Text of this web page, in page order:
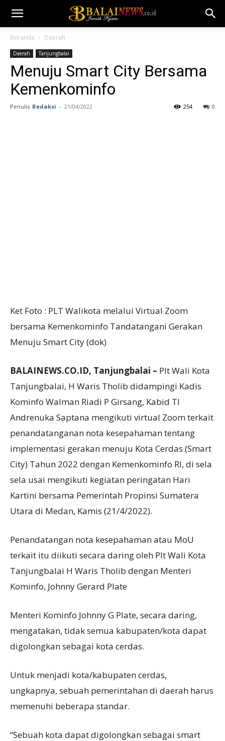
Beranda Daerah
Daerah Tanjungbalai
Menuju Smart City Bersama
Kemenkominfo
Penulis Redaksi - 21/04/2022 0
254
Ket Foto : PLT Walikota melalui Virtual Zoom
bersama Kemenkominfo Tandatangani Gerakan
Menuju Smart City (dok)
BALAINEWS.CO.ID, Tanjungbalai – Plt Wali Kota
Tanjungbalai, H Waris Tholib didampingi Kadis
Kominfo Walman Riadi P Girsang, Kabid TI
Andrenuka Saptana mengikuti virtual Zoom terkait
penandatanganan nota kesepahaman tentang
implementasi gerakan menuju Kota Cerdas (Smart
City) Tahun 2022 dengan Kemenkominfo RI, di sela
sela usai mengikuti kegiatan peringatan Hari
Kartini bersama Pemerintah Propinsi Sumatera
Utara di Medan, Kamis (21/4/2022).
Penandatangan nota kesepahaman atau MoU
terkait itu diikuti secara daring oleh Plt Wali Kota
Tanjungbalai H Waris Tholib dengan Menteri
Kominfo, Johnny Gerard Plate
Menteri Kominfo Johnny G Plate, secara daring,
mengatakan, tidak semua kabupaten/kota dapat
digolongkan sebagai kota cerdas.
Untuk menjadi kota/kabupaten cerdas,
ungkapnya, sebuah pemerintahan di daerah harus
memenuhi beberapa standar.
“Sebuah kota dapat digolongkan sebagai smart